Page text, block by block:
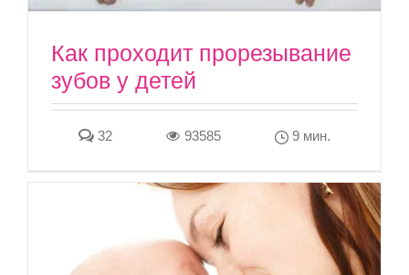
Как проходит прорезывание
зубов у детей
32 93585 9 мин.